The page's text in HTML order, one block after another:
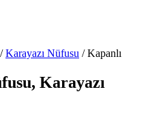
/ Karayazı Nüfusu /Kapanlı
Karayazı